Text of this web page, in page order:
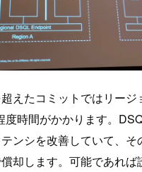
えたコミットではリー
度時間がかかります。
ンシを改善していて、
却します。可能であれ